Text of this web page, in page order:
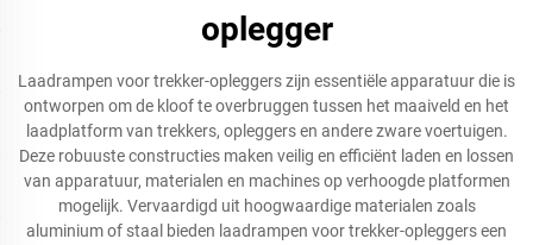
oplegger
Laadrampen voor trekker-opleggers zijn essentiële apparatuur die is
ontworpen om de kloof te overbruggen tussen het maaiveld en het
laadplatform van trekkers, opleggers en andere zware voertuigen.
Deze robuuste constructies maken veilig en efficiënt laden en lossen
van apparatuur, materialen en machines op verhoogde platformen
mogelijk. Vervaardigd uit hoogwaardige materialen zoals
aluminium of staal bieden laadrampen voor trekker-opleggers een